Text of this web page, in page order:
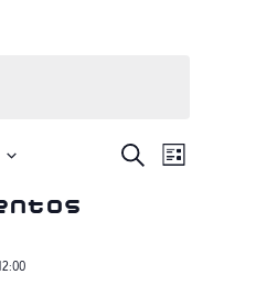
P
Procurar
Lista